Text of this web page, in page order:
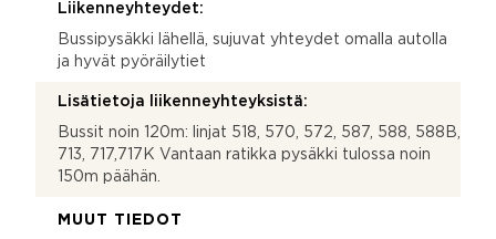
Liikenneyhteydet:
Bussipysäkki lähellä, sujuvat yhteydet omalla autolla
ja hyvät pyöräilytiet
Lisätietoja liikenneyhteyksistä:
Bussit noin 120m: linjat 518, 570, 572, 587, 588, 588B,
713, 717,717K Vantaan ratikka pysäkki tulossa noin
150m päähän.
MUUT TIEDOT